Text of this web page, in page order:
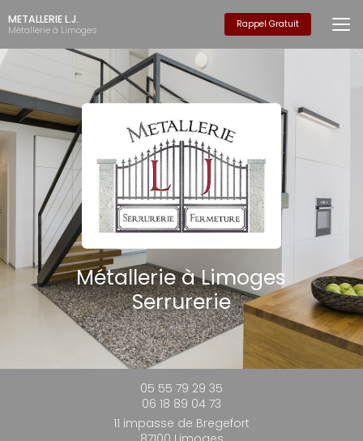
au
contenu
principal
METALLERIE L.J.
Métallerie à Limoges Rappel Gratuit
Métallerie à Limoges
Serrurerie
05 55 79 29 35
06 18 89 04 73
11 impasse de Bregefort